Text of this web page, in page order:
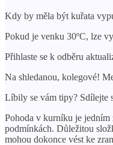
Kdy by měla být kuřata
Pokud je venku 30ºC, lze
Přihlaste se k odběru
Na shledanou, kolegové!
Líbily se vám tipy? Sdílejte
Pohoda v kurníku je
podmínkách. Důležitou
mohou dokonce vést ke